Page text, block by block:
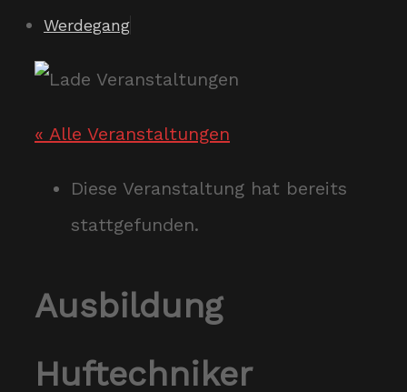
Werdegang
« Alle Veranstaltungen
Diese Veranstaltung hat bereits
stattgefunden.
Ausbildung
Huftechniker